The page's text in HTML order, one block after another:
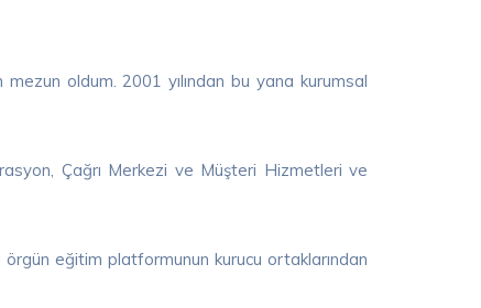
oldum. 2001 yılından bu yana kurumsal
Çağrı Merkezi ve Müşteri Hizmetleri ve
eğitim platformunun kurucu ortaklarından